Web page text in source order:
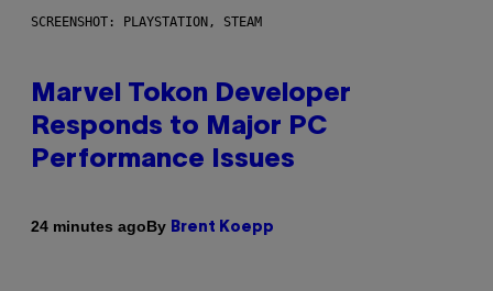
SCREENSHOT: PLAYSTATION, STEAM
Marvel Tokon Developer
Responds to Major PC
Performance Issues
24 minutes agoBy Brent Koepp